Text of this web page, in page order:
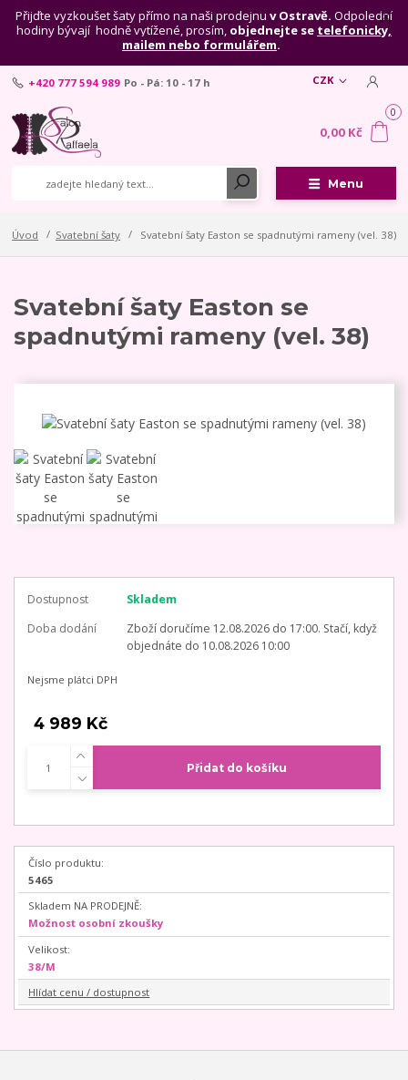
Přijďte vyzkoušet šaty přímo na naši prodejnu v Ostravě. Odpolední
hodiny bývají hodně vytížené, prosím, objednejte se telefonicky,
mailem nebo formulářem.
Menu
CZK
+420 777 594 989 Po - Pá: 10 - 17 h
0
0,00 Kč
Úvod Svatební šaty Svatební šaty Easton se spadnutými rameny (vel. 38)
Svatební šaty Easton se
spadnutými rameny (vel. 38)
Dostupnost
Skladem
Doba dodání
Zboží doručíme 12.08.2026 do 17:00. Stačí, když
objednáte do 10.08.2026 10:00
Nejsme plátci DPH
4 989 Kč
Přidat do košíku
Číslo produktu:
5465
Skladem NA PRODEJNĚ:
Možnost osobní zkoušky
Velikost:
38/M
Hlídat cenu / dostupnost